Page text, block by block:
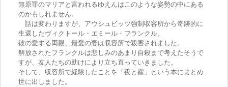
無原罪のマリアと言われるゆえんはこのような姿勢の中にある
のかもしれません。
話は変わりますが、アウシュビッツ強制収容所から奇跡的に
生還したヴィクトール・エミール・フランクル。
彼の愛する両親、最愛の妻は収容所で殺害されました。
解放されたフランクルは悲しみのあまり自殺まで考えたそうで
すが、友人たちの助けにより立ち直っていきました。
そして、収容所で経験したことを「夜と霧」という本にまとめ
世に出しました。